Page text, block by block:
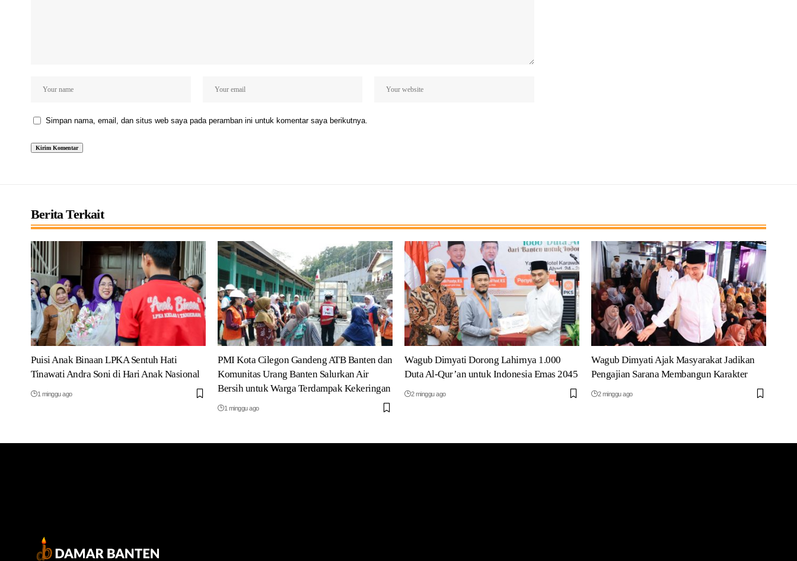
Simpan nama, email, dan situs web saya pada peramban ini untuk komentar saya berikutnya.
Berita Terkait
Puisi Anak Binaan LPKA Sentuh Hati
Tinawati Andra Soni di Hari Anak Nasional
1 minggu ago
PMI Kota Cilegon Gandeng ATB Banten dan
Komunitas Urang Banten Salurkan Air
Bersih untuk Warga Terdampak Kekeringan
1 minggu ago
Wagub Dimyati Dorong Lahirnya 1.000
Duta Al-Qur’an untuk Indonesia Emas 2045
2 minggu ago
Wagub Dimyati Ajak Masyarakat Jadikan
Pengajian Sarana Membangun Karakter
2 minggu ago